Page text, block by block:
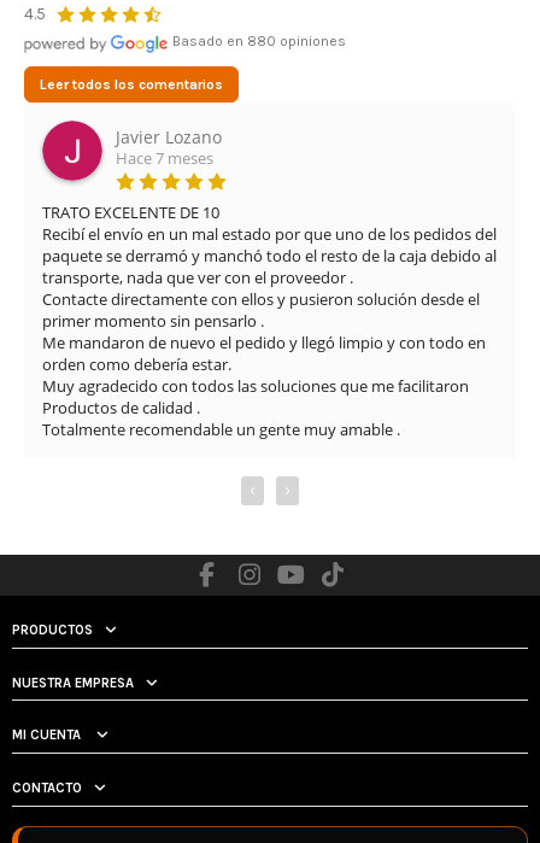
4.5
Basado en 880 opiniones
Leer todos los comentarios
Javier Lozano
Hace 7 meses
TRATO EXCELENTE DE 10
Recibí el envío en un mal estado por que uno de los pedidos del
paquete se derramó y manchó todo el resto de la caja debido al
transporte, nada que ver con el proveedor .
Contacte directamente con ellos y pusieron solución desde el
primer momento sin pensarlo .
Me mandaron de nuevo el pedido y llegó limpio y con todo en
orden como debería estar.
Muy agradecido con todos las soluciones que me facilitaron
Productos de calidad .
Totalmente recomendable un gente muy amable .
‹ ›
PRODUCTOS
NUESTRA EMPRESA
MI CUENTA
CONTACTO